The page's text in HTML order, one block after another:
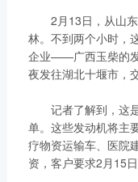
12个商用车系统部/
销售大区、18个通
区驻外销售大区、
船电驻外营销中心
玉柴芯蓝驻外销售
31个服务与后市场
市场部、6400多家
站、6000多家配件
股、参股二级子公
及发动机制造及其
链、物流及供应链
三大产业板块，在
广东、江苏、安徽
北、重庆、辽宁等
产业基地布局。
2月13日，从山东
林。不到两个小时，
企业——广西玉柴的
夜发往湖北十堰市，
记者了解到，这是
单。这些发动机将主
疗物资运输车、医院
资，客户要求2月15